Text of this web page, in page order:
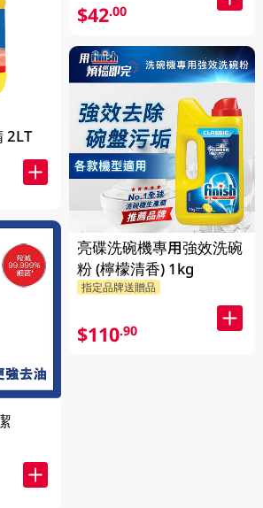
2LT
$42.00
亮碟洗碗機專用強效洗碗
粉 (檸檬清香) 1kg
指定品牌送贈品
$110.90